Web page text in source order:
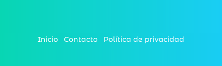
Inicio Contacto Política de privacidad